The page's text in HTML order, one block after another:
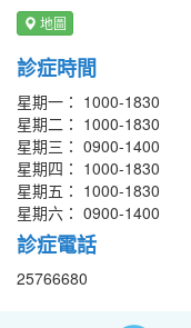
地圖
診症時間
星期一： 1000-1830
星期二： 1000-1830
星期三： 0900-1400
星期四： 1000-1830
星期五： 1000-1830
星期六： 0900-1400
診症電話
25766680